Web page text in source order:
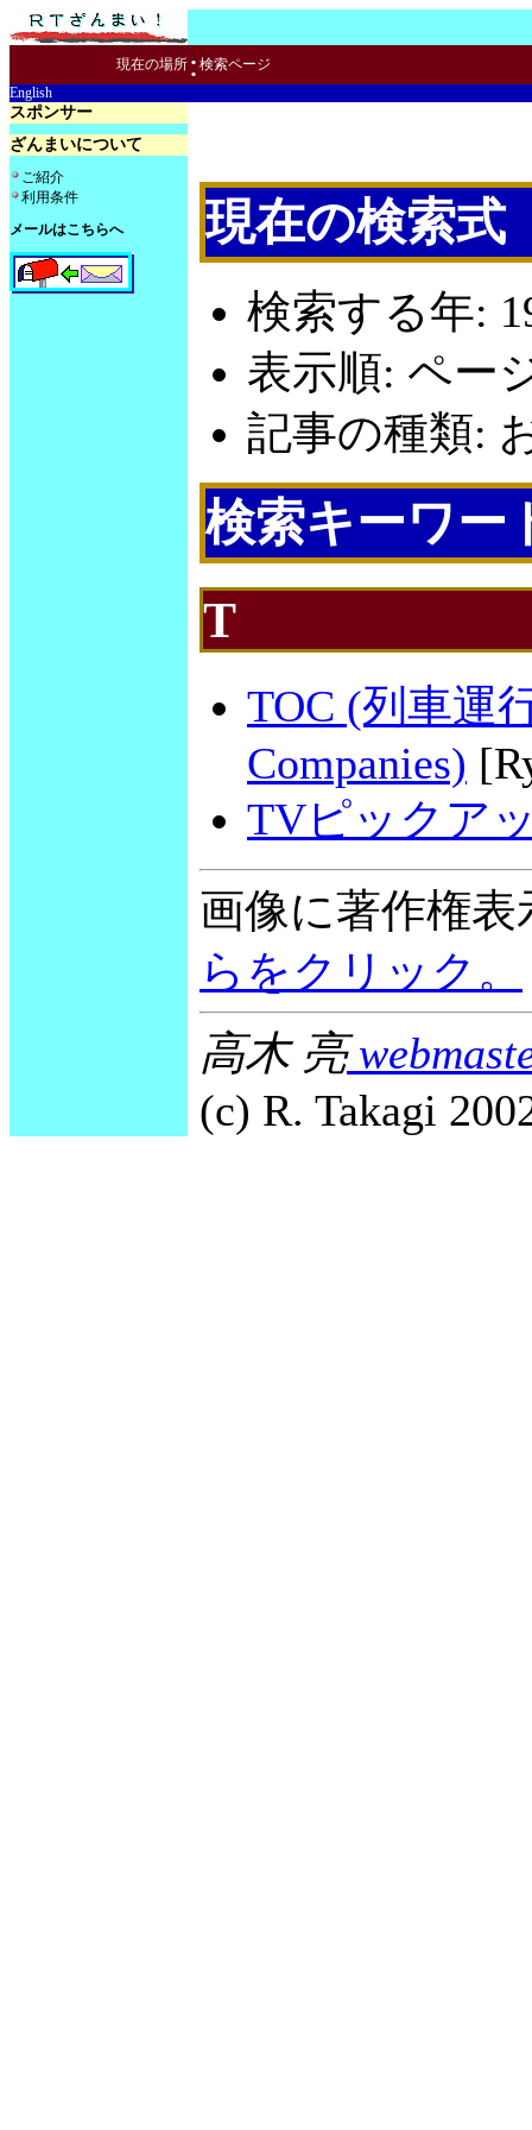
現在の場所 : 検索ページ
English
スポンサー
ざんまいについて
ご紹介
利用条件
メールはこちらへ
現在の検索式
検索する年:
表示順: ペー
記事の種類:
検索キーワー
T
TOC (列車運
Companies)
TVピックア
画像に著作権
らをクリック。
高木 亮
(c) R. Takagi